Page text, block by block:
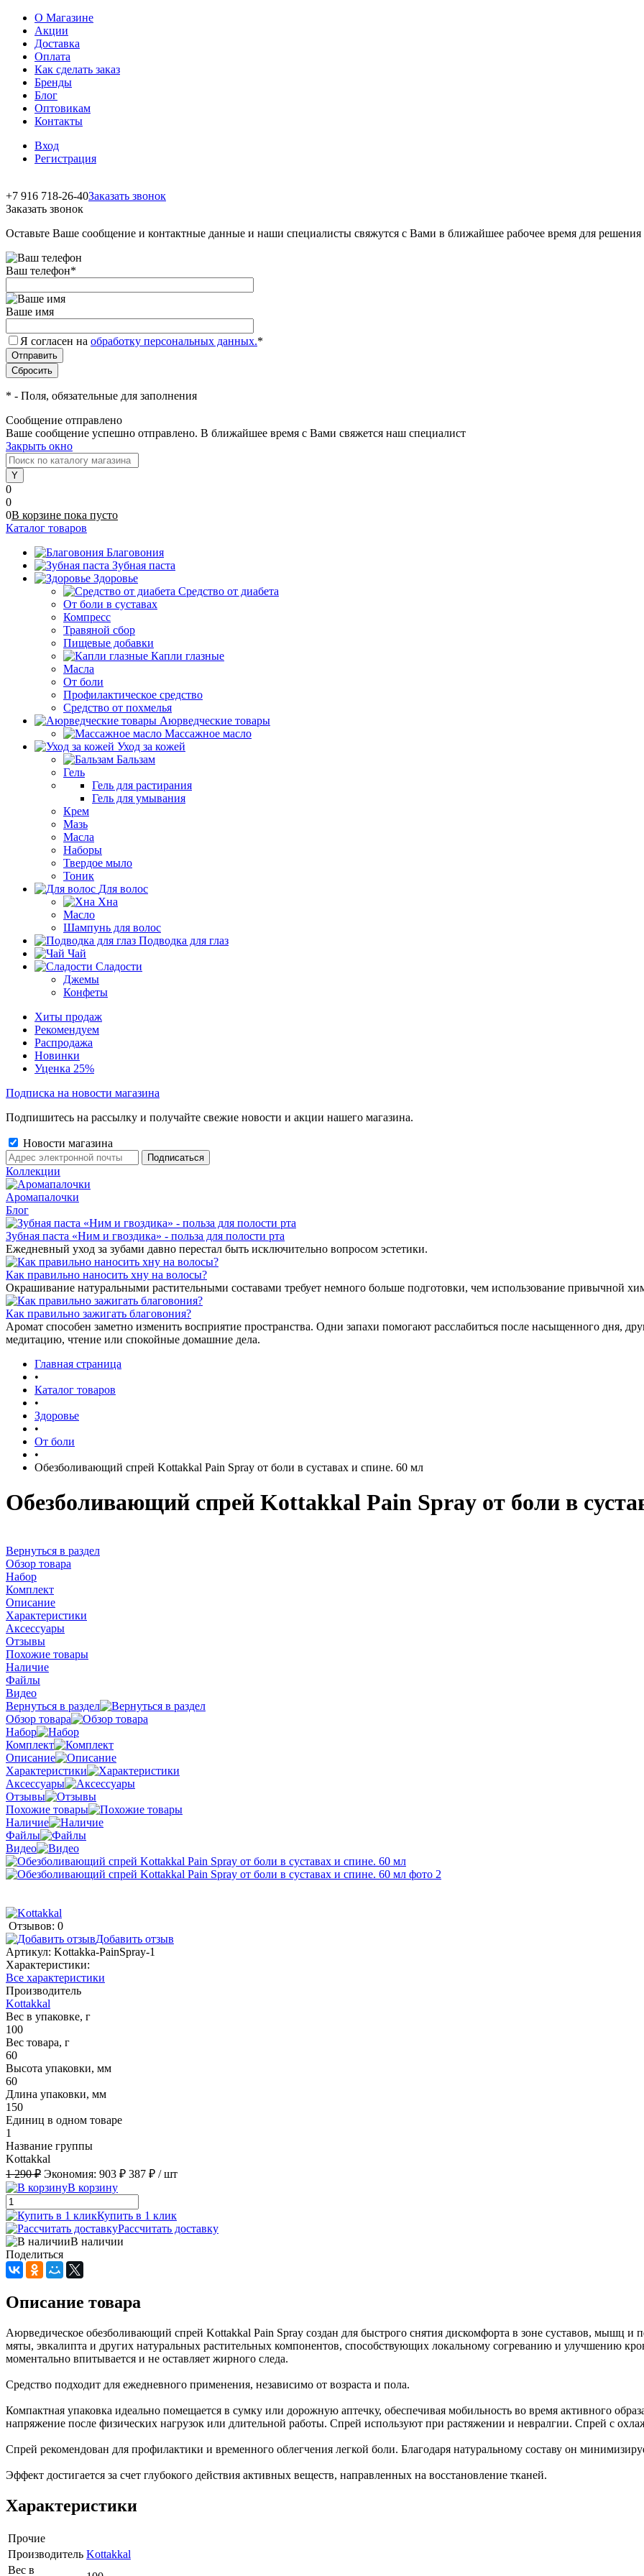
О Магазине
Акции
Доставка
Оплата
Как сделать заказ
Бренды
Блог
Оптовикам
Контакты
Вход
Регистрация
+7 916 718-26-40Заказать звонок
Заказать звонок
Оставьте Ваше сообщение и контактные данные и наши специалисты свяжутся с Вами в ближайшее рабочее время для
Ваш телефон*
Ваше имя
Я согласен на обработку персональных данных.*
* - Поля, обязательные для заполнения
Сообщение отправлено
Ваше сообщение успешно отправлено. В ближайшее время с Вами свяжется наш специалист
Закрыть окно
0
0
0В корзине пока пусто
Каталог товаров
Благовония
Зубная паста
Здоровье
Средство от диабета
От боли в суставах
Компресс
Травяной сбор
Пищевые добавки
Капли глазные
Масла
От боли
Профилактическое средство
Средство от похмелья
Аюрведческие товары
Массажное масло
Уход за кожей
Бальзам
Гель
Гель для растирания
Гель для умывания
Крем
Мазь
Масла
Наборы
Твердое мыло
Тоник
Для волос
Хна
Масло
Шампунь для волос
Подводка для глаз
Чай
Сладости
Джемы
Конфеты
Хиты продаж
Рекомендуем
Распродажа
Новинки
Уценка 25%
Подписка на новости магазина
Подпишитесь на рассылку и получайте свежие новости и акции нашего магазина.
Новости магазина
Коллекции
Аромапалочки
Блог
Зубная паста «Ним и гвоздика» - польза для полости рта
Ежедневный уход за зубами давно перестал быть исключительно вопросом эстетики.
Как правильно наносить хну на волосы?
Окрашивание натуральными растительными составами требует немного больше подготовки, чем использование привычной
Как правильно зажигать благовония?
Аромат способен заметно изменить восприятие пространства. Одни запахи помогают расслабиться после насыщенного дня,
медитацию, чтение или спокойные домашние дела.
Главная страница
•
Каталог товаров
•
Здоровье
•
От боли
•
Обезболивающий спрей Kottakkal Pain Spray от боли в суставах и спине. 60 мл
Обезболивающий спрей Kottakkal Pain Spray от боли в
Вернуться в раздел
Обзор товара
Набор
Комплект
Описание
Характеристики
Аксессуары
Отзывы
Похожие товары
Наличие
Файлы
Видео
Вернуться в раздел
Обзор товара
Набор
Комплект
Описание
Характеристики
Аксессуары
Отзывы
Похожие товары
Наличие
Файлы
Видео
Отзывов: 0
Добавить отзыв
Артикул: Kottakka-PainSpray-1
Характеристики:
Все характеристики
Производитель
Kottakkal
Вес в упаковке, г
100
Вес товара, г
60
Высота упаковки, мм
60
Длина упаковки, мм
150
Единиц в одном товаре
1
Название группы
Kottakkal
1 290 ₽ Экономия: 903 ₽ 387 ₽ / шт
В корзину
Купить в 1 клик
Рассчитать доставку
В наличии
Поделиться
Описание товара
Аюрведическое обезболивающий спрей Kottakkal Pain Spray создан для быстрого снятия дискомфорта в зоне суставов, мышц и
мяты, эвкалипта и других натуральных растительных компонентов, способствующих локальному согреванию и улучшению
моментально впитывается и не оставляет жирного следа.
Средство подходит для ежедневного применения, независимо от возраста и пола.
Компактная упаковка идеально помещается в сумку или дорожную аптечку, обеспечивая мобильность во время активного
напряжение после физических нагрузок или длительной работы. Спрей используют при растяжении и невралгии. Спрей с
Спрей рекомендован для профилактики и временного облегчения легкой боли. Благодаря натуральному составу он
Эффект достигается за счет глубокого действия активных веществ, направленных на восстановление тканей.
Характеристики
Прочие
Производитель Kottakkal
Вес в